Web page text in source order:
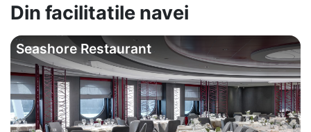
Din facilitatile navei
Seashore Restaurant